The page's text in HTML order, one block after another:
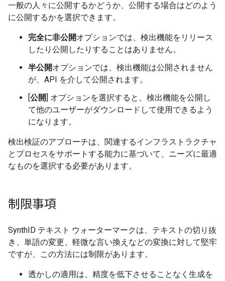
一般の人々に公開するかどうか、公開する場合はどのよう
に公開するかを選択できます。
完全に非公開オプションでは、検出機能をリリース
したり公開したりすることはありません。
半公開オプションでは、検出機能は公開されません
が、API を介して公開されます。
[公開] オプションを選択すると、検出機能を公開し
て他のユーザーがダウンロードして使用できるよう
になります。
検出検証のアプローチは、関連するインフラストラクチャ
とプロセスをサポートする能力に基づいて、ニーズに最適
なものを選択する必要があります。
制限事項
SynthID テキスト ウォーターマークは、テキストの切り抜
き、単語の変更、軽微な言い換えなどの変換に対して堅牢
ですが、この方法には制限があります。
透かしの適用は、精度を低下させることなく生成を